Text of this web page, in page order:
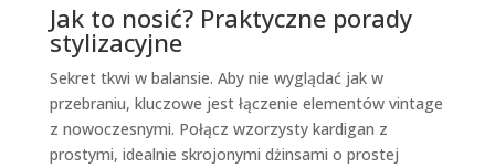
Jak to nosić? Praktyczne porady
stylizacyjne
Sekret tkwi w balansie. Aby nie wyglądać jak w
przebraniu, kluczowe jest łączenie elementów vintage
z nowoczesnymi. Połącz wzorzysty kardigan z
prostymi, idealnie skrojonymi dżinsami o prostej